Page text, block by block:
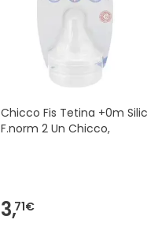
Chicco Fis Tetina +0m Silic
F.norm 2 Un Chicco,
3,71€